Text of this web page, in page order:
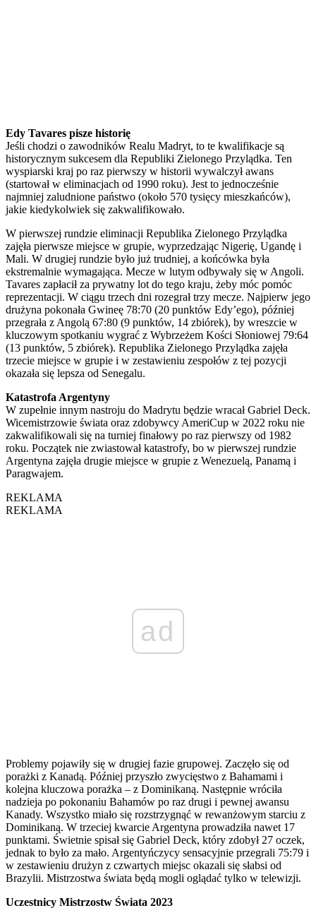
Edy Tavares pisze historię
Jeśli chodzi o zawodników Realu Madryt, to te kwalifikacje są
historycznym sukcesem dla Republiki Zielonego Przylądka. Ten
wyspiarski kraj po raz pierwszy w historii wywalczył awans
(startował w eliminacjach od 1990 roku). Jest to jednocześnie
najmniej zaludnione państwo (około 570 tysięcy mieszkańców),
jakie kiedykolwiek się zakwalifikowało.
W pierwszej rundzie eliminacji Republika Zielonego Przylądka
zajęła pierwsze miejsce w grupie, wyprzedzając Nigerię, Ugandę i
Mali. W drugiej rundzie było już trudniej, a końcówka była
ekstremalnie wymagająca. Mecze w lutym odbywały się w Angoli.
Tavares zapłacił za prywatny lot do tego kraju, żeby móc pomóc
reprezentacji. W ciągu trzech dni rozegrał trzy mecze. Najpierw jego
drużyna pokonała Gwineę 78:70 (20 punktów Edy’ego), później
przegrała z Angolą 67:80 (9 punktów, 14 zbiórek), by wreszcie w
kluczowym spotkaniu wygrać z Wybrzeżem Kości Słoniowej 79:64
(13 punktów, 5 zbiórek). Republika Zielonego Przylądka zajęła
trzecie miejsce w grupie i w zestawieniu zespołów z tej pozycji
okazała się lepsza od Senegalu.
Katastrofa Argentyny
W zupełnie innym nastroju do Madrytu będzie wracał Gabriel Deck.
Wicemistrzowie świata oraz zdobywcy AmeriCup w 2022 roku nie
zakwalifikowali się na turniej finałowy po raz pierwszy od 1982
roku. Początek nie zwiastował katastrofy, bo w pierwszej rundzie
Argentyna zajęła drugie miejsce w grupie z Wenezuelą, Panamą i
Paragwajem.
REKLAMA
REKLAMA
ad
Problemy pojawiły się w drugiej fazie grupowej. Zaczęło się od
porażki z Kanadą. Później przyszło zwycięstwo z Bahamami i
kolejna kluczowa porażka – z Dominikaną. Następnie wróciła
nadzieja po pokonaniu Bahamów po raz drugi i pewnej awansu
Kanady. Wszystko miało się rozstrzygnąć w rewanżowym starciu z
Dominikaną. W trzeciej kwarcie Argentyna prowadziła nawet 17
punktami. Świetnie spisał się Gabriel Deck, który zdobył 27 oczek,
jednak to było za mało. Argentyńczycy sensacyjnie przegrali 75:79 i
w zestawieniu drużyn z czwartych miejsc okazali się słabsi od
Brazylii. Mistrzostwa świata będą mogli oglądać tylko w telewizji.
Uczestnicy Mistrzostw Świata 2023